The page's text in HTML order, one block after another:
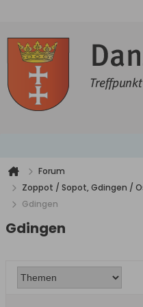
Forum
Zoppot / Sopot, Gdingen /
Gdingen
Gdingen